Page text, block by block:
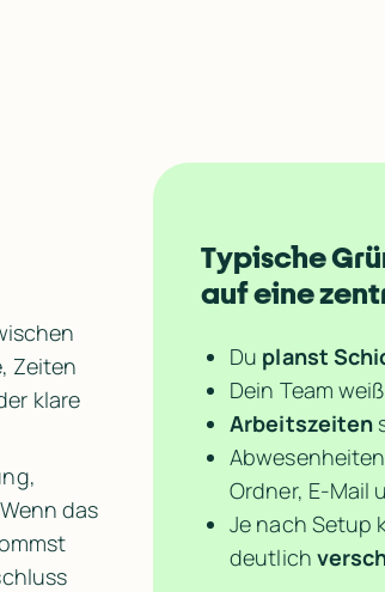
Zeiten
klare
das
Typische
auf eine
Du planst
Dein Team weiß
Arbeitszeiten
Ordner, E-Mail
Je nach Setup
deutlich